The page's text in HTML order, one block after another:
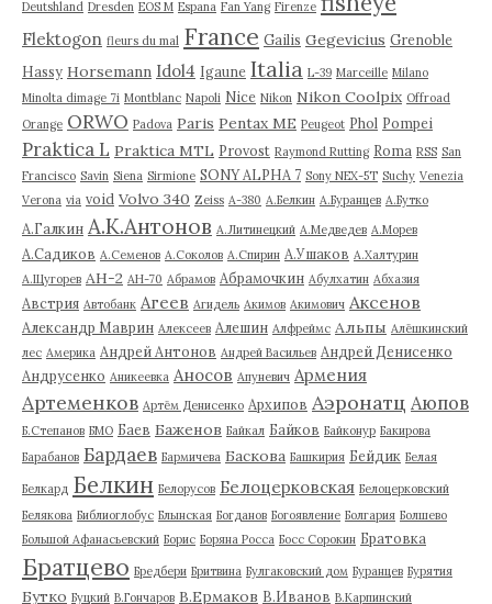
Deutshland Dresden EOS M Espana Fan Yang Firenze
Flektogon fleurs du mal France Gailis Gegevicius Grenoble
Hassy Horsemann Idol4 Igaune Italia L-39 Marceille Milano
Minolta dimage 7i Montblanc Napoli Nice Nikon Nikon Coolpix Offroad
Orange ORWO Padova Paris Pentax ME Peugeot Phol Pompei
Praktica L Praktica MTL Provost Raymond Rutting Roma RSS San
Francisco Savin Siena Sirmione SONY ALPHA 7 Sony NEX-5T Suchy Venezia
Verona via void Volvo 340 Zeiss А-380 А.Белкин А.Буранцев А.Бутко
А.Галкин А.К.Антонов А.Литинецкий А.Медведев А.Морев
А.Садиков А.Семенов А.Соколов А.Спирин А.Ушаков А.Халтурин
А.Щугорев АН-2 АН-70 Абрамов Абрамочкин Абулхатин Абхазия
Австрия Автобанк Агеев Агидель Акимов Акимович Аксенов
Александр Маврин Алексеев Алешин Алфреймс Альпы Алёшкинский
лес Америка Андрей Антонов Андрей Васильев Андрей Денисенко
Андрусенко Аникеевка Аносов Апуневич Армения
Артеменков Артём Денисенко Архипов Аэронатц Аюпов
Б.Степанов БМО Баев Баженов Байкал Байков Байконур Бакирова
Барабанов Бардаев Бармичева Баскова Башкирия Бейдик Белая
Белкард Белкин Белорусов Белоцерковская Белоцерковский
Белякова Библиоглобус Блынская Богданов Богоявление Болгария Болшево
Большой Афанасьевский Борис Боряна Росса Босс Сорокин Братовка
Братцево Бредбери Бритвина Булгаковский дом Буранцев Бурятия
Бутко Буцкий В.Гончаров В.Ермаков В.Иванов В.Карпинский